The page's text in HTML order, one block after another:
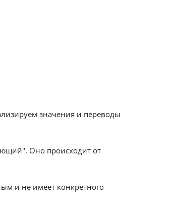
значения и переводы
Оно происходит от
и не имеет конкретного